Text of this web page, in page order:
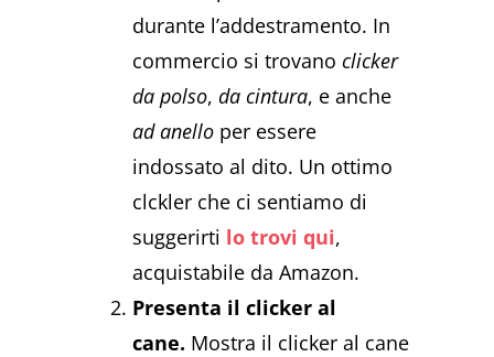
durante l’addestramento. In
commercio si trovanoclicker
da polso,da cintura, e anche
ad anello per essere
indossato al dito. Un ottimo
clckler che ci sentiamo di
suggerirti lo trovi qui,
acquistabile da Amazon.
Presenta il clicker al
cane. Mostra il clicker al cane